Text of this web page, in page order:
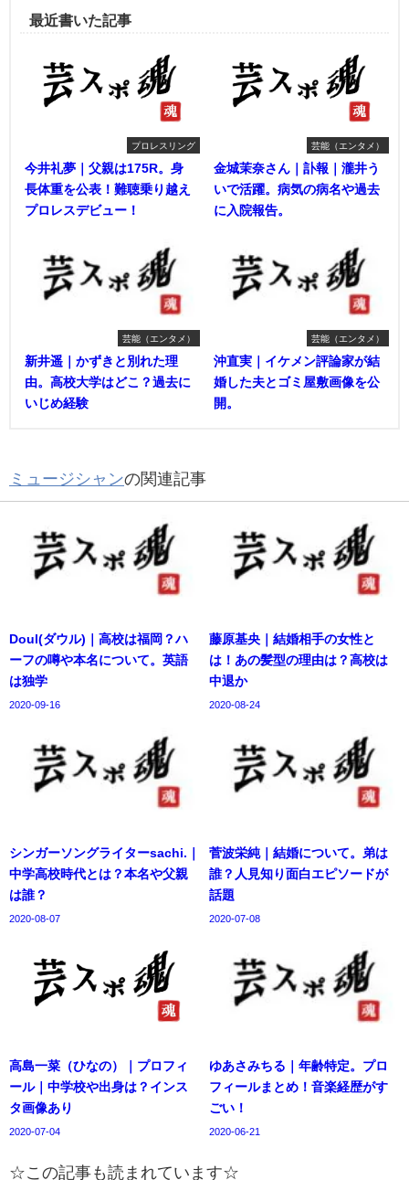
最近書いた記事
プロレスリング
今井礼夢｜父親は175R。身
長体重を公表！難聴乗り越え
プロレスデビュー！
芸能（エンタメ）
金城茉奈さん｜訃報｜瀧井う
いで活躍。病気の病名や過去
に入院報告。
芸能（エンタメ）
新井遥｜かずきと別れた理
由。高校大学はどこ？過去に
いじめ経験
芸能（エンタメ）
沖直実｜イケメン評論家が結
婚した夫とゴミ屋敷画像を公
開。
ミュージシャンの関連記事
Doul(ダウル)｜高校は福岡？ハ
ーフの噂や本名について。英語
は独学
2020-09-16
藤原基央｜結婚相手の女性と
は！あの髪型の理由は？高校は
中退か
2020-08-24
シンガーソングライターsachi.｜
中学高校時代とは？本名や父親
は誰？
2020-08-07
菅波栄純｜結婚について。弟は
誰？人見知り面白エピソードが
話題
2020-07-08
高島一菜（ひなの）｜プロフィ
ール｜中学校や出身は？インス
タ画像あり
2020-07-04
ゆあさみちる｜年齢特定。プロ
フィールまとめ！音楽経歴がす
ごい！
2020-06-21
☆この記事も読まれています☆